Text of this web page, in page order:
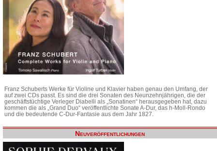
Franz Schuberts Werke für Violine und Klavier haben genau den Umfang, der
auf zwei CDs passt. Es sind die drei Sonaten des Neunzehnjährigen, die der
geschäftstüchtige Verleger Diabelli als „Sonatinen“ herausgegeben hat, dazu
kommen die als „Grand Duo“ veröffentlichte Sonate A-Dur, das h-Moll-Rondo
und die bedeutende C-Dur-Fantasie aus dem Jahr 1827.
Neuveröffentlichungen